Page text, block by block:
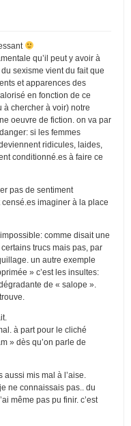
qu’il peut y avoir à
sexisme vient du fait que
et apparences des
en fonction de ce
à chercher à voir) notre
oeuvre de fiction. on va par
si les femmes
ridicules, laides,
conditionné.es à faire ce
pas de sentiment
censé.es imaginer à la place
comme disait une
trucs mais pas, par
un autre exemple
» c’est les insultes:
de « salope ».
à part pour le cliché
» dès qu’on parle de
mis mal à l’aise.
ne connaissais pas.. du
même pas pu finir. c’est